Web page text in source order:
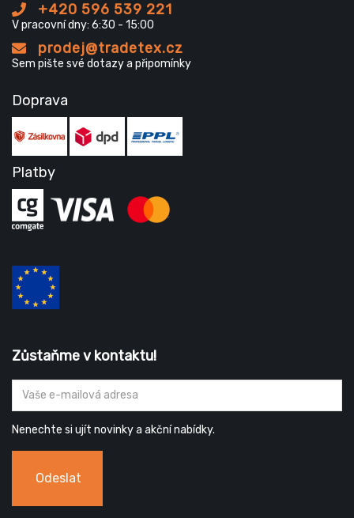
+420 596 539 221
V pracovní dny: 6:30 - 15:00
prodej@tradetex.cz
Sem pište své dotazy a připomínky
Doprava
Platby
Zůstaňme v kontaktu!
Nenechte si ujít novinky a akční nabídky.
Odeslat